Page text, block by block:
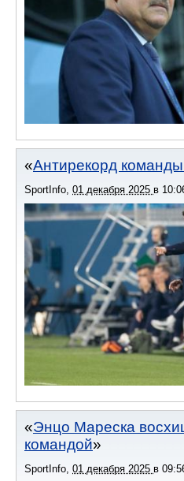
Антирекорд
SportInfo 01 декабря 2025 в
Энцо Мареска
командой
SportInfo, 01 декабря 2025 в